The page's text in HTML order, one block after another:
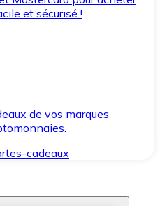
et sécurisé !
de vos marques
cadeaux